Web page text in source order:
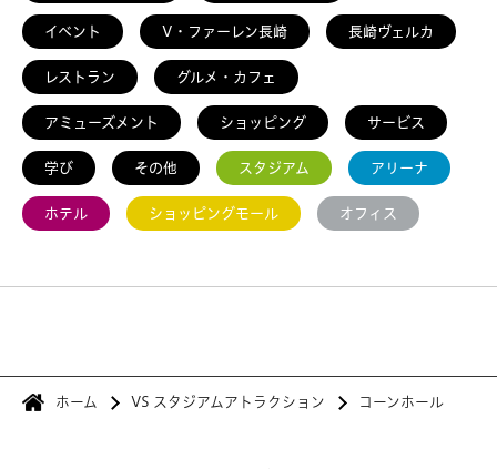
イベント V・ファーレン長崎 長崎ヴェルカ
レストラン グルメ・カフェ
アミューズメント ショッピング サービス
学び その他 スタジアム アリーナ
ホテル ショッピングモール オフィス
ホーム VS スタジアムアトラクション コーンホール